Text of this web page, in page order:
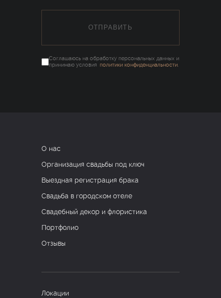
ОТПРАВИТЬ
Соглашаюсь на обработку персональных данных и
принимаю условия политики конфиденциальности.
О нас
Организация свадьбы под ключ
Выездная регистрация брака
Свадьба в городском отеле
Свадебный декор и флористика
Портфолио
Отзывы
Локации